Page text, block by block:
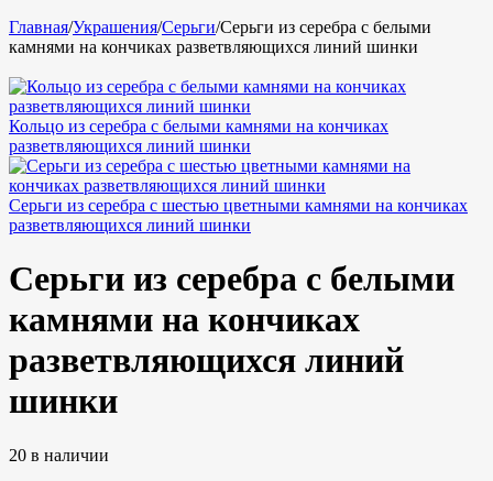
Главная/Украшения/Серьги/Серьги из серебра с белыми
камнями на кончиках разветвляющихся линий шинки
Кольцо из серебра с белыми камнями на кончиках
разветвляющихся линий шинки
Серьги из серебра с шестью цветными камнями на кончиках
разветвляющихся линий шинки
Серьги из серебра с белыми
камнями на кончиках
разветвляющихся линий
шинки
20 в наличии